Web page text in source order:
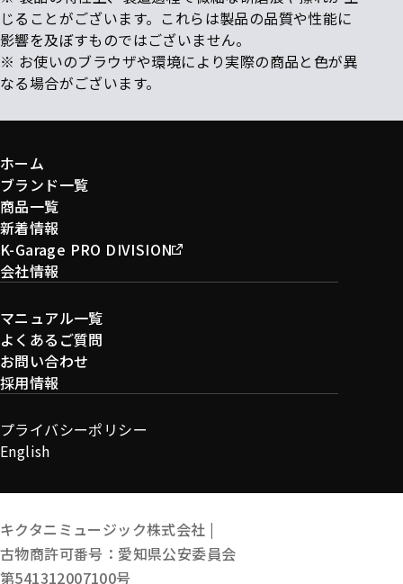
じることがございます。これらは製品の品質や性能に
影響を及ぼすものではございません。
※ お使いのブラウザや環境により実際の商品と色が異
なる場合がございます。
ホーム
ブランド一覧
商品一覧
新着情報
K-Garage PRO DIVISION
会社情報
マニュアル一覧
よくあるご質問
お問い合わせ
採用情報
プライバシーポリシー
English
キクタニミュージック株式会社 |
古物商許可番号：愛知県公安委員会
第541312007100号